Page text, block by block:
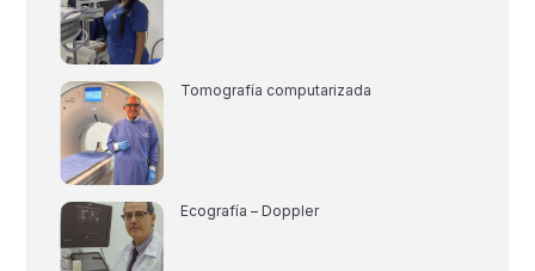
Tomografía computarizada
Ecografía – Doppler